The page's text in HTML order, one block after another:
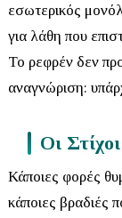
εσωτερικός
για λάθη που
Το ρεφρέν δεν
αναγνώριση:
Οι
Κάποιες φορές
κάποιες βραδιές